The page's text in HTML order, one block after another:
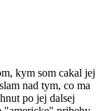
kym som cakal jej
nad tym, co ma
po jej dalsej